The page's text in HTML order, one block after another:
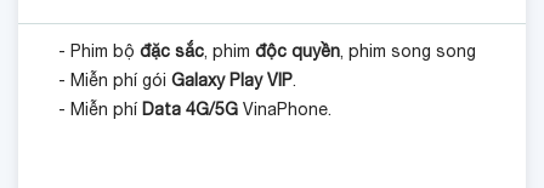
- Phim bộđặc sắc, phimđộc quyền, phim song song
- Miễn phí góiGalaxy Play VIP.
- Miễn phí Data 4G/5G VinaPhone.